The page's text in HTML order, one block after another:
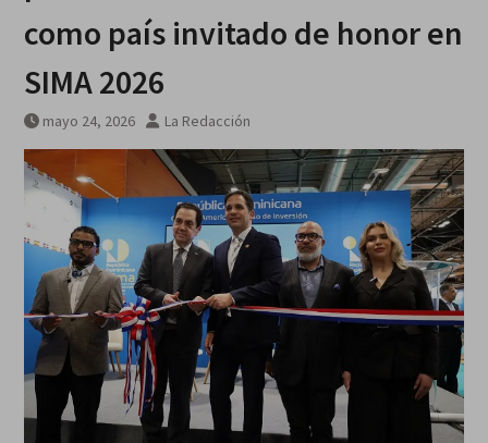
como país invitado de honor en
SIMA 2026
mayo 24, 2026 La Redacción